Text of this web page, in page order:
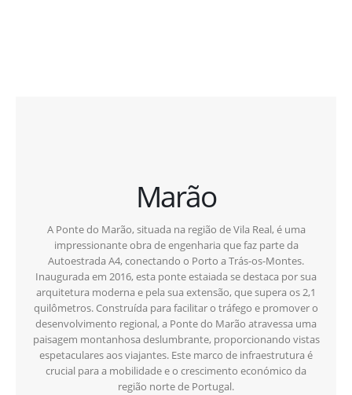
Marão
A Ponte do Marão, situada na região de Vila Real, é uma
impressionante obra de engenharia que faz parte da
Autoestrada A4, conectando o Porto a Trás-os-Montes.
Inaugurada em 2016, esta ponte estaiada se destaca por sua
arquitetura moderna e pela sua extensão, que supera os 2,1
quilômetros. Construída para facilitar o tráfego e promover o
desenvolvimento regional, a Ponte do Marão atravessa uma
paisagem montanhosa deslumbrante, proporcionando vistas
espetaculares aos viajantes. Este marco de infraestrutura é
crucial para a mobilidade e o crescimento económico da
região norte de Portugal.